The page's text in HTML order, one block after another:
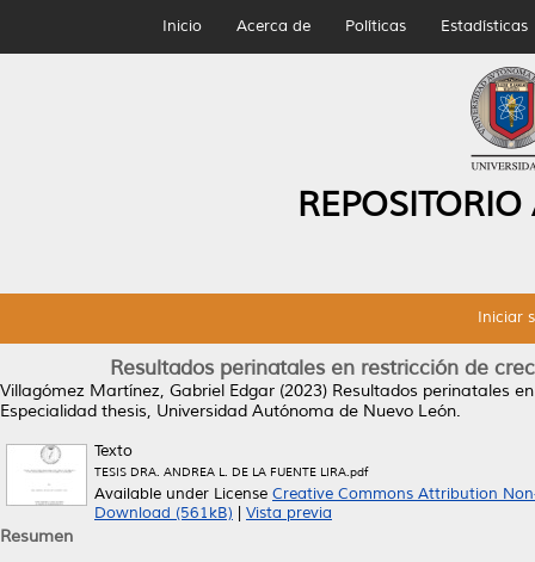
Inicio Acerca de Políticas Estadísticas
Iniciar
Resultados perinatales en restricción de
Villagómez Martínez, Gabriel Edgar (2023) Resultados perinatales
Especialidad thesis, Universidad Autónoma de Nuevo León.
Texto
TESIS DRA. ANDREA L. DE LA FUENTE LIRA.pdf
Available under License Creative Commons Attribution
Download (561kB)
Vista previa
Resumen